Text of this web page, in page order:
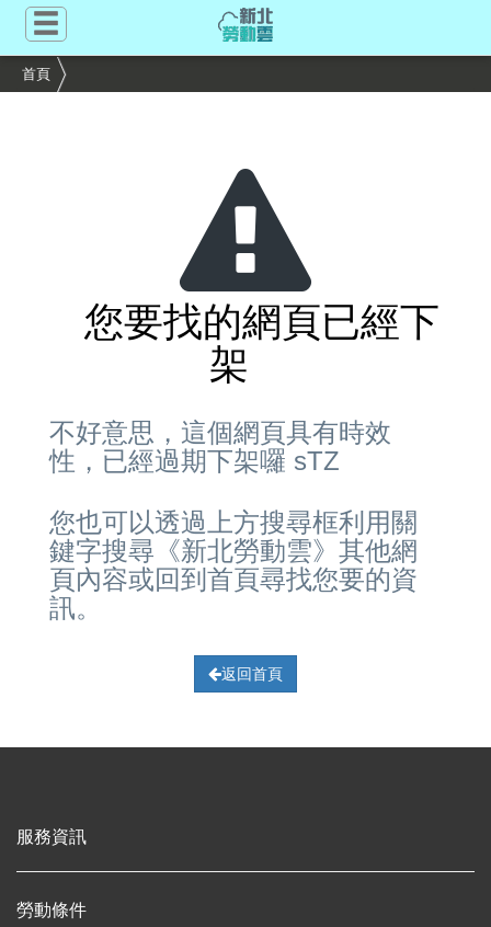
要
首頁
您要找的網頁已經下
架
不好意思，這個網頁具有時效
性，已經過期下架囉 sTZ
您也可以透過上方搜尋框利用關
鍵字搜尋《新北勞動雲》其他網
頁內容或回到首頁尋找您要的資
訊。
返回首頁
服務資訊
勞動條件